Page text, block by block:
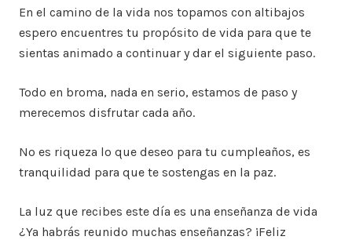
En el camino de la vida nos topamos con altibajos
espero encuentres tu propósito de vida para que te
sientas animado a continuar y dar el siguiente paso.
Todo en broma, nada en serio, estamos de paso y
merecemos disfrutar cada año.
No es riqueza lo que deseo para tu cumpleaños, es
tranquilidad para que te sostengas en la paz.
La luz que recibes este día es una enseñanza de vida
¿Ya habrás reunido muchas enseñanzas? ¡Feliz